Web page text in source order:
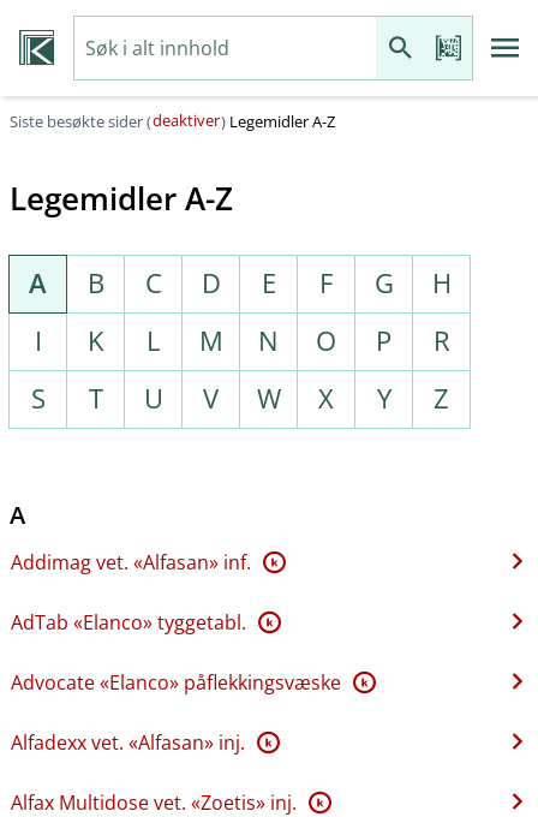
Siste besøkte sider (deaktiver) Legemidler A-Z
Legemidler A-Z
A B C D E F G
H
I
K L M N O P
R
S
T U V W X Y Z
A
Addimag vet. «Alfasan» inf. K
AdTab «Elanco» tyggetabl. K
Advocate «Elanco» påflekkingsvæske K
Alfadexx vet. «Alfasan» inj. K
Alfax Multidose vet. «Zoetis» inj. K